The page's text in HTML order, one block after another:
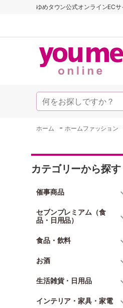
ゆめタウン公式オンラインECサ
ホーム -ホームファッション
カテゴリーから探す
催事商品
セブンプレミアム（食
品・日用品）
食品・飲料
お酒
生活雑貨・日用品
インテリア・家具・家電